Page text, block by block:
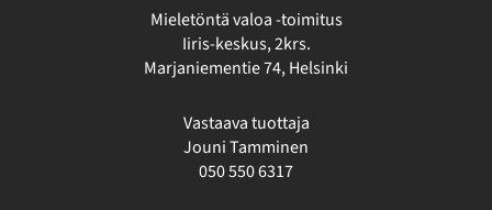
Mieletöntä valoa -toimitus
Iiris-keskus, 2krs.
Marjaniementie 74, Helsinki
Vastaava tuottaja
Jouni Tamminen
050 550 6317